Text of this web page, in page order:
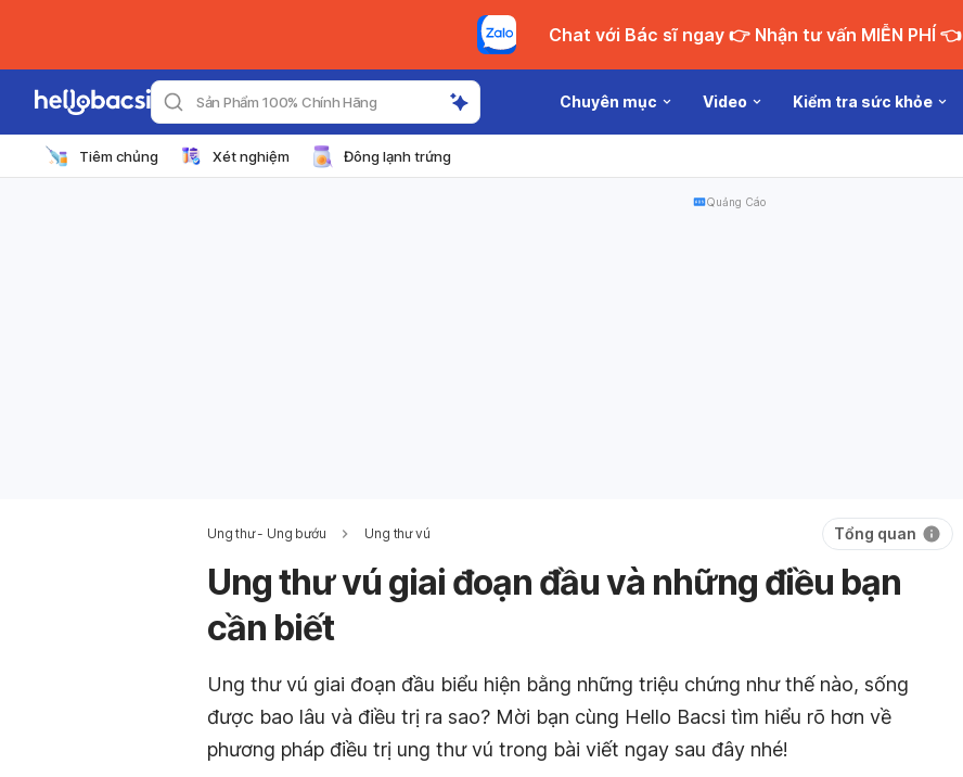
Chat với Bác sĩ ngay 👉 Nhận tư vấn MIỄN PHÍ 👈
Sản Phẩm 100% Chính Hãng Chuyên mục Video Kiểm tra sức khỏe
Tiêm chủng Xét nghiệm Đông lạnh trứng
Quảng Cáo
Ung thư - Ung bướu Ung thư vú Tổng quan
Ung thư vú giai đoạn đầu và những điều bạn
cần biết
Ung thư vú giai đoạn đầu biểu hiện bằng những triệu chứng như thế nào, sống
được bao lâu và điều trị ra sao? Mời bạn cùng Hello Bacsi tìm hiểu rõ hơn về
phương pháp điều trị ung thư vú trong bài viết ngay sau đây nhé!